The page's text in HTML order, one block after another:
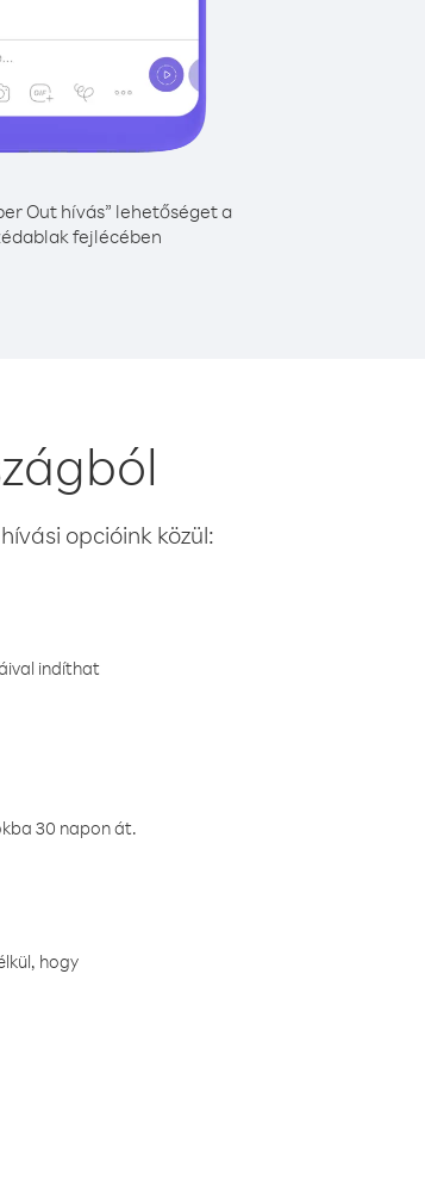
Out hívás” lehetőséget a
fejlécében
opcióink közül:
indíthat
30 napon át.
hogy